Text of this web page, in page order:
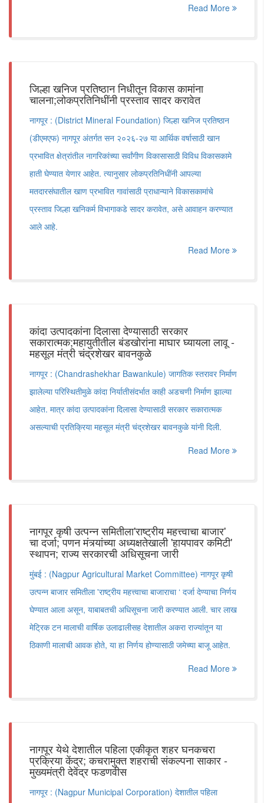
Read More
जिल्हा खनिज प्रतिष्ठान निधीतून विकास कामांना
चालना;लोकप्रतिनिधींनी प्रस्ताव सादर करावेत
नागपूर : (District Mineral Foundation) जिल्हा खनिज प्रतिष्ठान
(डीएमएफ) नागपूर अंतर्गत सन २०२६-२७ या आर्थिक वर्षासाठी खान
प्रभावित क्षेत्रांतील नागरिकांच्या सर्वांगीण विकासासाठी विविध विकासकामे
हाती घेण्यात येणार आहेत. त्यानुसार लोकप्रतिनिधींनी आपल्या
मतदारसंघातील खाण प्रभावित गावांसाठी प्राधान्याने विकासकामांचे
प्रस्ताव जिल्हा खनिकर्म विभागाकडे सादर करावेत, असे आवाहन करण्यात
आले आहे.
Read More
कांदा उत्पादकांना दिलासा देण्यासाठी सरकार
सकारात्मक;महायुतीतील बंडखोरांना माघार घ्यायला लावू -
महसूल मंत्री चंद्रशेखर बावनकुळे
नागपूर : (Chandrashekhar Bawankule) जागतिक स्तरावर निर्माण
झालेल्या परिस्थितीमुळे कांदा निर्यातीसंदर्भात काही अडचणी निर्माण झाल्या
आहेत. मात्र कांदा उत्पादकांना दिलासा देण्यासाठी सरकार सकारात्मक
असल्याची प्रतिक्रिया महसूल मंत्री चंद्रशेखर बावनकुळे यांनी दिली.
Read More
नागपूर कृषी उत्पन्न समितीला'राष्ट्रीय महत्त्वाचा बाजार'
चा दर्जा; पणन मंत्र्यांच्या अध्यक्षतेखाली 'हायपावर कमिटी'
स्थापन; राज्य सरकारची अधिसूचना जारी
मुंबई : (Nagpur Agricultural Market Committee) नागपूर कृषी
उत्पन्न बाजार समितीला 'राष्ट्रीय महत्त्वाचा बाजाराचा ‘ दर्जा देण्याचा निर्णय
घेण्यात आला असून, याबाबतची अधिसूचना जारी करण्यात आली. चार लाख
मेट्रिक टन मालाची वार्षिक उलाढालीसह देशातील अकरा राज्यांतून या
ठिकाणी मालाची आवक होते, या हा निर्णय होण्यासाठी जमेच्या बाजू आहेत.
Read More
नागपूर येथे देशातील पहिला एकीकृत शहर घनकचरा
प्रक्रिया केंद्र; कचरामुक्त शहराची संकल्पना साकार -
मुख्यमंत्री देवेंद्र फडणवीस
नागपूर : (Nagpur Municipal Corporation) देशातील पहिला